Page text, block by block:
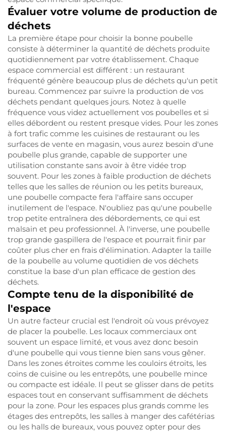
Évaluer votre volume de production de
déchets
La première étape pour choisir la bonne poubelle
consiste à déterminer la quantité de déchets produite
quotidiennement par votre établissement. Chaque
espace commercial est différent : un restaurant
fréquenté génère beaucoup plus de déchets qu'un petit
bureau. Commencez par suivre la production de vos
déchets pendant quelques jours. Notez à quelle
fréquence vous videz actuellement vos poubelles et si
elles débordent ou restent presque vides. Pour les zones
à fort trafic comme les cuisines de restaurant ou les
surfaces de vente en magasin, vous aurez besoin d'une
poubelle plus grande, capable de supporter une
utilisation constante sans avoir à être vidée trop
souvent. Pour les zones à faible production de déchets
telles que les salles de réunion ou les petits bureaux,
une poubelle compacte fera l'affaire sans occuper
inutilement de l'espace. N'oubliez pas qu'une poubelle
trop petite entraînera des débordements, ce qui est
malsain et peu professionnel. À l'inverse, une poubelle
trop grande gaspillera de l'espace et pourrait finir par
coûter plus cher en frais d'élimination. Adapter la taille
de la poubelle au volume quotidien de vos déchets
constitue la base d'un plan efficace de gestion des
déchets.
Compte tenu de la disponibilité de
l'espace
Un autre facteur crucial est l'endroit où vous prévoyez
de placer la poubelle. Les locaux commerciaux ont
souvent un espace limité, et vous avez donc besoin
d'une poubelle qui vous tienne bien sans vous gêner.
Dans les zones étroites comme les couloirs étroits, les
coins de cuisine ou les entrepôts, une poubelle mince
ou compacte est idéale. Il peut se glisser dans de petits
espaces tout en conservant suffisamment de déchets
pour la zone. Pour les espaces plus grands comme les
étages des entrepôts, les salles à manger des cafétérias
ou les halls de bureaux, vous pouvez opter pour des